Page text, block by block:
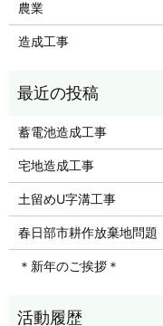
農業
造成工事
蓄電池造成工事
宅地造成工事
土留めU字溝工事
春日部市耕作放棄地問題
＊新年のご挨拶＊